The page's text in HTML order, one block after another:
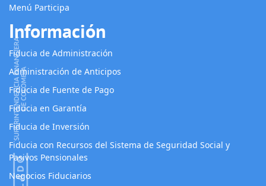
Menú Participa
Información
Fiducia de Administración
Administración de Anticipos
Fiducia de Fuente de Pago
Fiducia en Garantía
Fiducia de Inversión
Fiducia con Recursos del Sistema de Seguridad Social y
Pasivos Pensionales
Negocios Fiduciarios